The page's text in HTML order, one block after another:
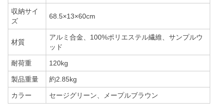
収納サイ
ズ
68.5×13×60cm
材質
アルミ合金、100%ポリエステル繊維、サンプルウ
ッド
耐荷重 120kg
製品重量 約2.85kg
カラー セージグリーン、メープルブラウン